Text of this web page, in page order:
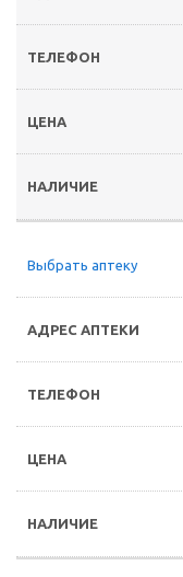
Выбрать аптеку